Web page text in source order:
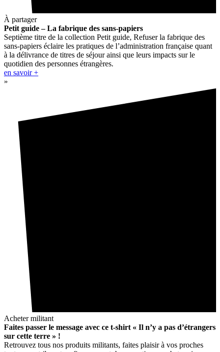
À partager
Petit guide – La fabrique des sans-papiers
Septième titre de la collection Petit guide, Refuser la fabrique des
sans-papiers éclaire les pratiques de l’administration française quant
à la délivrance de titres de séjour ainsi que leurs impacts sur le
quotidien des personnes étrangères.
en savoir +
»
Acheter militant
Faites passer le message avec ce t-shirt « Il n’y a pas d’étrangers
sur cette terre » !
Retrouvez tous nos produits militants, faites plaisir à vos proches